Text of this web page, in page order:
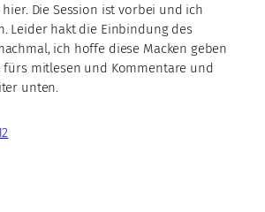
hier. Die Session ist vorbei und ich
Leider hakt die Einbindung des
ich hoffe diese Macken geben
fürs mitlesen und Kommentare und
unten.